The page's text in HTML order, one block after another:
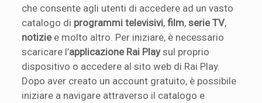
che consente agli utenti di accedere ad un vasto
catalogo di programmi televisivi,film,serie TV,
notiziee molto altro. Per iniziare, è necessario
scaricare l’applicazione Rai Playsul proprio
dispositivo o accedere al sito web di Rai Play.
Dopo aver creato un account gratuito, è possibile
iniziare a navigare attraverso il catalogo e